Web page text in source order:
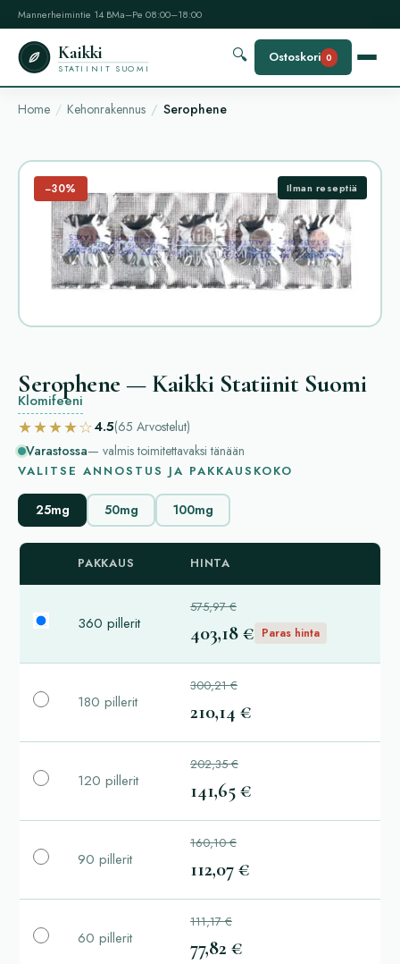
Mannerheimintie 14 BMa–Pe 08:00–18:00
Kaikki
STATIINIT SUOMI
🔍 Ostoskori 0
Home Kehonrakennus Serophene
−30% Ilman reseptiä
Serophene — Kaikki Statiinit Suomi
Klomifeeni
★★★★☆4.5(65 Arvostelut)
Varastossa— valmis toimitettavaksi tänään
VALITSE ANNOSTUS JA PAKKAUSKOKO
25mg 50mg 100mg
PAKKAUS HINTA
360 pillerit
575,97 €
403,18 € Paras hinta
180 pillerit
300,21 €
210,14 €
120 pillerit
202,35 €
141,65 €
90 pillerit
160,10 €
112,07 €
60 pillerit
111,17 €
77,82 €